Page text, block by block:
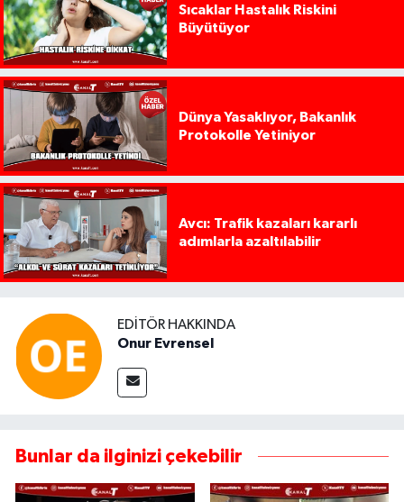
Sıcaklar Hastalık Riskini
Büyütüyor
Dünya Yasaklıyor, Bakanlık
Protokolle Yetiniyor
Avcı: Trafik kazaları kararlı
adımlarla azaltılabilir
EDITÖR HAKKINDA
Onur Evrensel
Bunlar da ilginizi çekebilir